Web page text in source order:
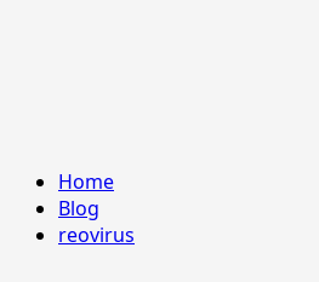
Home
Blog
reovirus